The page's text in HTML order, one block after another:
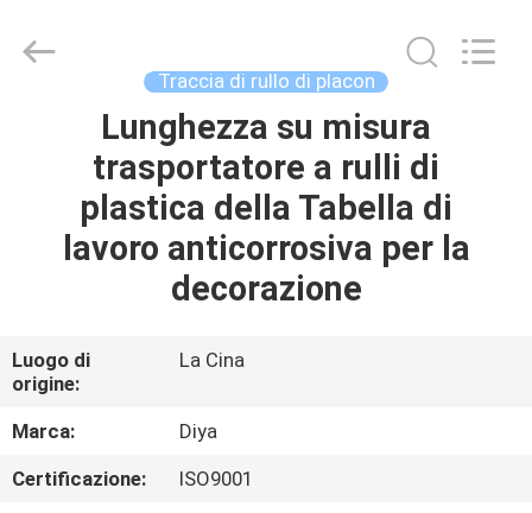
PRODOTTI
GIRO
DELLA
FABBRICA
Equipment
Traccia di rullo di placon
Lunghezza su misura
trasportatore a rulli di
plastica della Tabella di
lavoro anticorrosiva per la
decorazione
Luogo di
origine:
La Cina
Marca:
Diya
Certificazione:
ISO9001